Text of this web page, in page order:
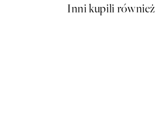
Inni kupili również